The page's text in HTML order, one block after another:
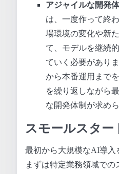
アジャイルな開発
は、一度作って終
場環境の変化や新
て、モデルを継続
ていく必要があり
から本番運用まで
を繰り返しながら
な開発体制が求めら
スモールスター
最初から大規模なAI導入
まずは特定業務領域での